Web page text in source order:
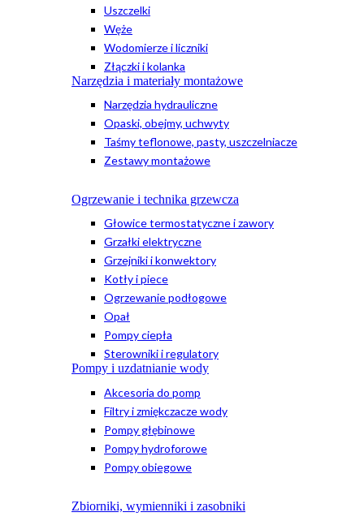
Uszczelki
Węże
Wodomierze i liczniki
Złączki i kolanka
Narzędzia i materiały montażowe
Narzędzia hydrauliczne
Opaski, obejmy, uchwyty
Taśmy teflonowe, pasty, uszczelniacze
Zestawy montażowe
Ogrzewanie i technika grzewcza
Głowice termostatyczne i zawory
Grzałki elektryczne
Grzejniki i konwektory
Kotły i piece
Ogrzewanie podłogowe
Opał
Pompy ciepła
Sterowniki i regulatory
Pompy i uzdatnianie wody
Akcesoria do pomp
Filtry i zmiękczacze wody
Pompy głębinowe
Pompy hydroforowe
Pompy obiegowe
Zbiorniki, wymienniki i zasobniki